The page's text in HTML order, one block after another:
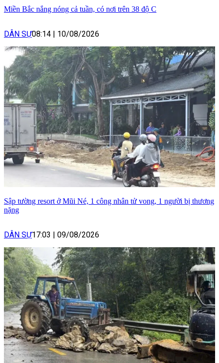
Miền Bắc nắng nóng cả tuần, có nơi trên 38 độ C
DÂN SỰ08:14 | 10/08/2026
Sập tường resort ở Mũi Né, 1 công nhân tử vong, 1 người bị thương
nặng
DÂN SỰ17:03 | 09/08/2026